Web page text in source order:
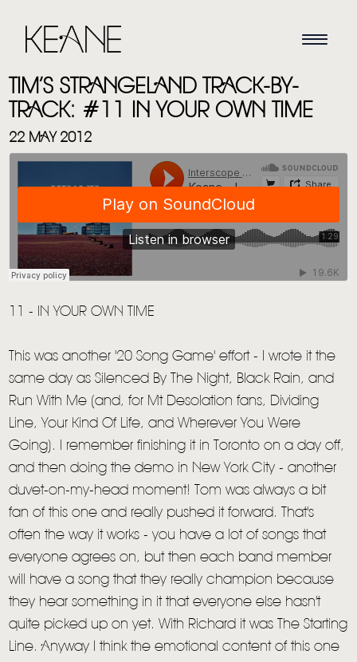
TIM’S STRANGELAND TRACK-BY-
TRACK: #11 IN YOUR OWN TIME
22 MAY 2012
11 - IN YOUR OWN TIME
This was another '20 Song Game' effort - I wrote it the
same day as Silenced By The Night, Black Rain, and
Run With Me (and, for Mt Desolation fans, Dividing
Line, Your Kind Of Life, and Wherever You Were
Going). I remember finishing it in Toronto on a day off,
and then doing the demo in New York City - another
duvet-on-my-head moment! Tom was always a bit
fan of this one and really pushed it forward. That's
often the way it works - you have a lot of songs that
everyone agrees on, but then each band member
will have a song that they really champion because
they hear something in it that everyone else hasn't
quite picked up on yet. With Richard it was The Starting
Line. Anyway I think the emotional content of this one